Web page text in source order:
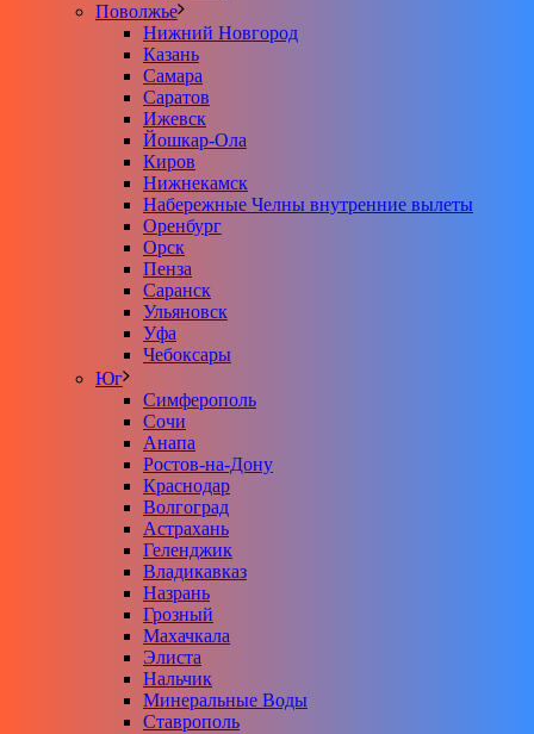
Поволжье
Нижний Новгород
Казань
Самара
Саратов
Ижевск
Йошкар-Ола
Киров
Нижнекамск
Набережные Челны внутренние вылеты
Оренбург
Орск
Пенза
Саранск
Ульяновск
Уфа
Чебоксары
Юг
Симферополь
Сочи
Анапа
Ростов-на-Дону
Краснодар
Волгоград
Астрахань
Геленджик
Владикавказ
Назрань
Грозный
Махачкала
Элиста
Нальчик
Минеральные Воды
Ставрополь